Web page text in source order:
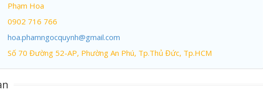
Phạm Hoa
0902 716 766
hoa.phamngocquynh@gmail.com
Số 70 Đường 52-AP, Phường An Phú, Tp.Thủ Đức, Tp.HCM